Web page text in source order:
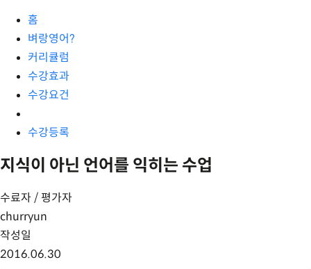
홈
벼랑영어?
커리큘럼
수강효과
수강요건
수강등록
지식이 아닌 언어를 익히는 수업
수료자 / 평가자
churryun
작성일
2016.06.30